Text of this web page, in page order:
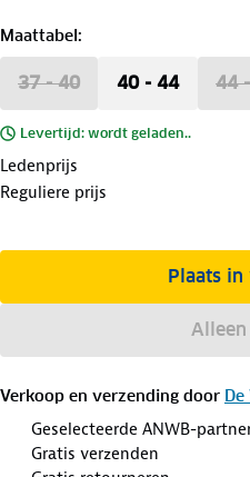
Maattabel:
37 - 40 40 - 44 44
Levertijd: wordt geladen..
Ledenprijs
Reguliere prijs
Plaats
Verkoop en verzending door
Geselecteerde ANWB-
Gratis verzenden